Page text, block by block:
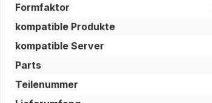
Formfaktor
kompatible Produkte
kompatible Server
Parts
Teilenummer